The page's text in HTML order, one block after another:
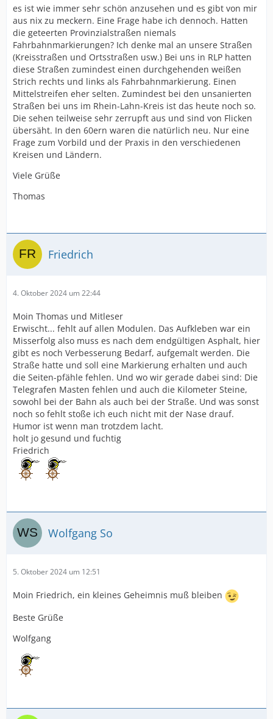
es ist wie immer sehr schön anzusehen und es gibt von mir
aus nix zu meckern. Eine Frage habe ich dennoch. Hatten
die geteerten Provinzialstraßen niemals
Fahrbahnmarkierungen? Ich denke mal an unsere Straßen
(Kreisstraßen und Ortsstraßen usw.) Bei uns in RLP hatten
diese Straßen zumindest einen durchgehenden weißen
Strich rechts und links als Fahrbahnmarkierung. Einen
Mittelstreifen eher selten. Zumindest bei den unsanierten
Straßen bei uns im Rhein-Lahn-Kreis ist das heute noch so.
Die sehen teilweise sehr zerrupft aus und sind von Flicken
übersäht. In den 60ern waren die natürlich neu. Nur eine
Frage zum Vorbild und der Praxis in den verschiedenen
Kreisen und Ländern.
Viele Grüße
Thomas
Friedrich
4. Oktober 2024 um 22:44
Moin Thomas und Mitleser
Erwischt... fehlt auf allen Modulen. Das Aufkleben war ein
Misserfolg also muss es nach dem endgültigen Asphalt, hier
gibt es noch Verbesserung Bedarf, aufgemalt werden. Die
Straße hatte und soll eine Markierung erhalten und auch
die Seiten-pfähle fehlen. Und wo wir gerade dabei sind: Die
Telegrafen Masten fehlen und auch die Kilometer Steine,
sowohl bei der Bahn als auch bei der Straße. Und was sonst
noch so fehlt stoße ich euch nicht mit der Nase drauf.
Humor ist wenn man trotzdem lacht.
holt jo gesund und fuchtig
Friedrich
Wolfgang So
5. Oktober 2024 um 12:51
Moin Friedrich, ein kleines Geheimnis muß bleiben
Beste Grüße
Wolfgang